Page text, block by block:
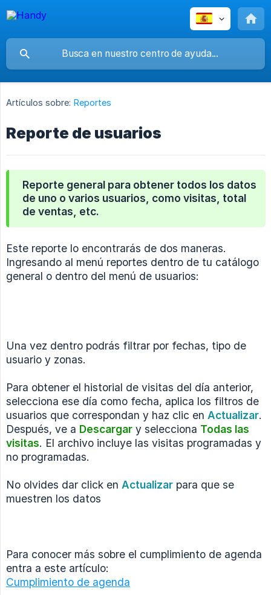
Artículos sobre: Reportes
Reporte de usuarios
Reporte general para obtener todos los datos
de uno o varios usuarios, como visitas, total
de ventas, etc.
Este reporte lo encontrarás de dos maneras.
Ingresando al menú reportes dentro de tu catálogo
general o dentro del menú de usuarios:
Una vez dentro podrás filtrar por fechas, tipo de
usuario y zonas.
Para obtener el historial de visitas del día anterior,
selecciona ese día como fecha, aplica los filtros de
usuarios que correspondan y haz clic en Actualizar.
Después, ve a Descargar y selecciona Todas las
visitas. El archivo incluye las visitas programadas y
no programadas.
No olvides dar click en Actualizar para que se
muestren los datos
Para conocer más sobre el cumplimiento de agenda
entra a este artículo:
Cumplimiento de agenda